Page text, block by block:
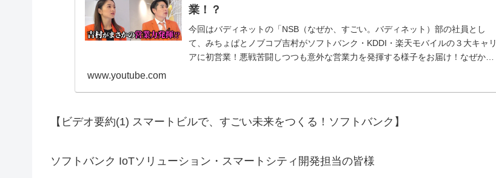
業！？
今回はバディネットの「NSB（なぜか、すごい。バディネット）部の社員とし
て、みちょぱとノブコブ吉村がソフトバンク・KDDI・楽天モバイルの３大キャリ
アに初営業！悪戦苦闘しつつも意外な営業力を発揮する様子をお届け！なぜか、
www.youtube.com
【ビデオ要約(1) スマートビルで、すごい未来をつくる！ソフトバンク】
ソフトバンク IoTソリューション・スマートシティ開発担当の皆様